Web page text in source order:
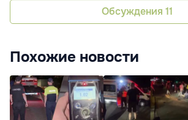
Обсуждения 11
Похожие новости